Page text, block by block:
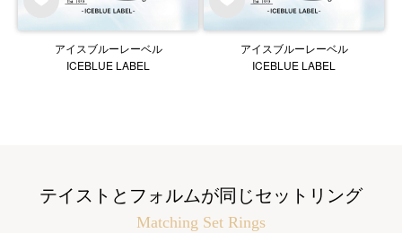
アイスブルーレーベル
ICEBLUE LABEL
アイスブルーレーベル
ICEBLUE LABEL
テイストとフォルムが同じセットリング
Matching Set Rings